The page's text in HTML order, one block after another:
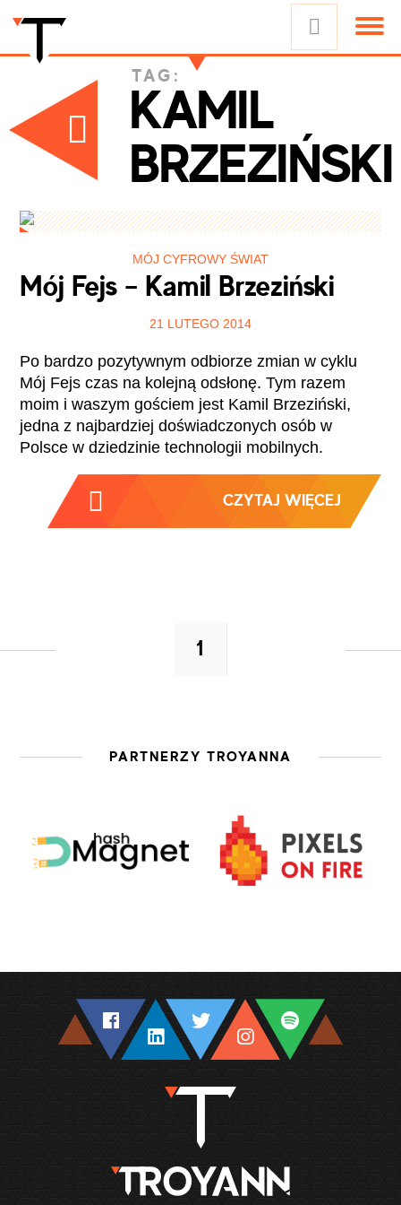
TAG:
KAMIL
BRZEZIŃSKI
MÓJ CYFROWY ŚWIAT
Mój Fejs – Kamil Brzeziński
21 LUTEGO 2014
Po bardzo pozytywnym odbiorze zmian w cyklu
Mój Fejs czas na kolejną odsłonę. Tym razem
moim i waszym gościem jest Kamil Brzeziński,
jedna z najbardziej doświadczonych osób w
Polsce w dziedzinie technologii mobilnych.
CZYTAJ WIĘCEJ
1
PARTNERZY TROYANNA